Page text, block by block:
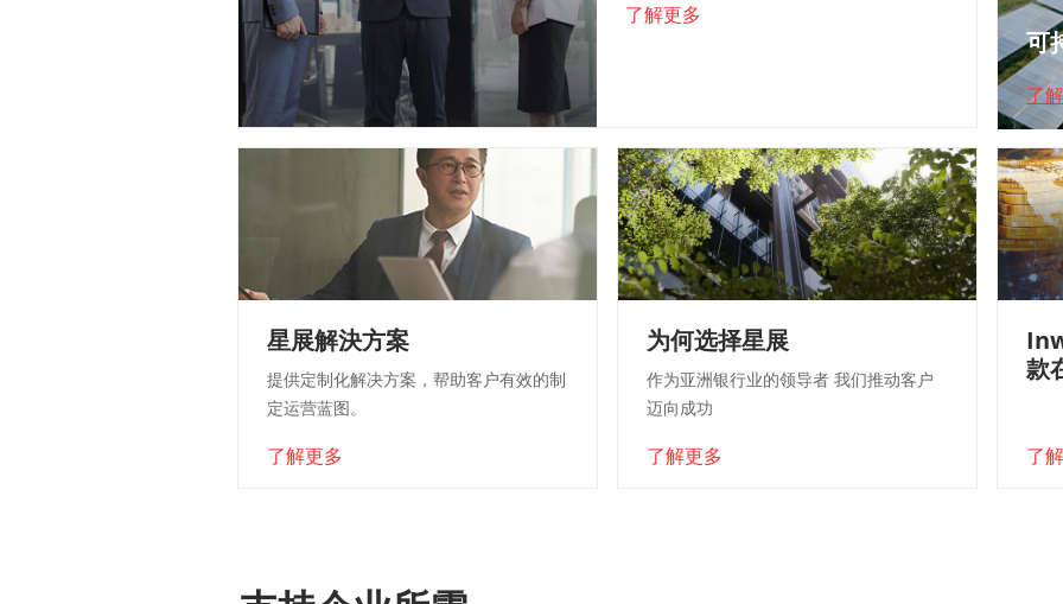
了解更多
可
了
星展解決方案
提供定制化解决方案，帮助客户有效的制
定运营蓝图。
了解更多
为何选择星展
作为亚洲银行业的领导者 我们推动客户
迈向成功
了解更多
款
了